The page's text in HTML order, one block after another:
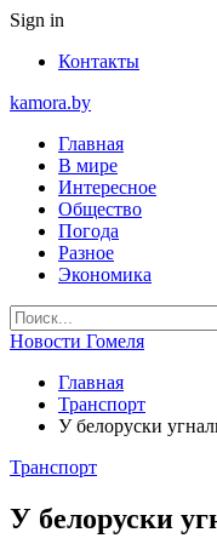
Sign in
Контакты
kamora.by
Главная
В мире
Интересное
Общество
Погода
Разное
Экономика
Новости Гомеля
Главная
Транспорт
У белоруски
Транспорт
У белоруски